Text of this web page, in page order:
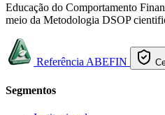
Educação do Comportamento
meio da Metodologia DSOP
Referência ABEFIN
Segmentos